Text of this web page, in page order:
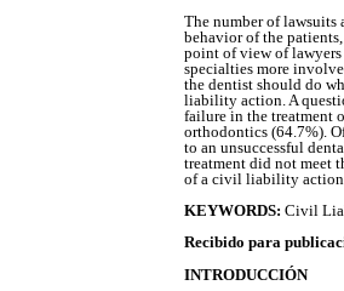
The number of lawsuits
behavior of the
point of view of
specialties more
the dentist should do
liability action. A
failure in the treatment
orthodontics (64.7%).
to an unsuccessful
treatment did not meet
of a civil liability action
KEYWORDS: Civil
Recibido para
INTRODUCCIÓN